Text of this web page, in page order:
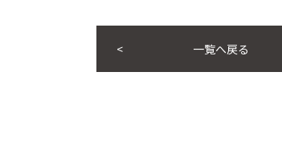
一覧へ戻る